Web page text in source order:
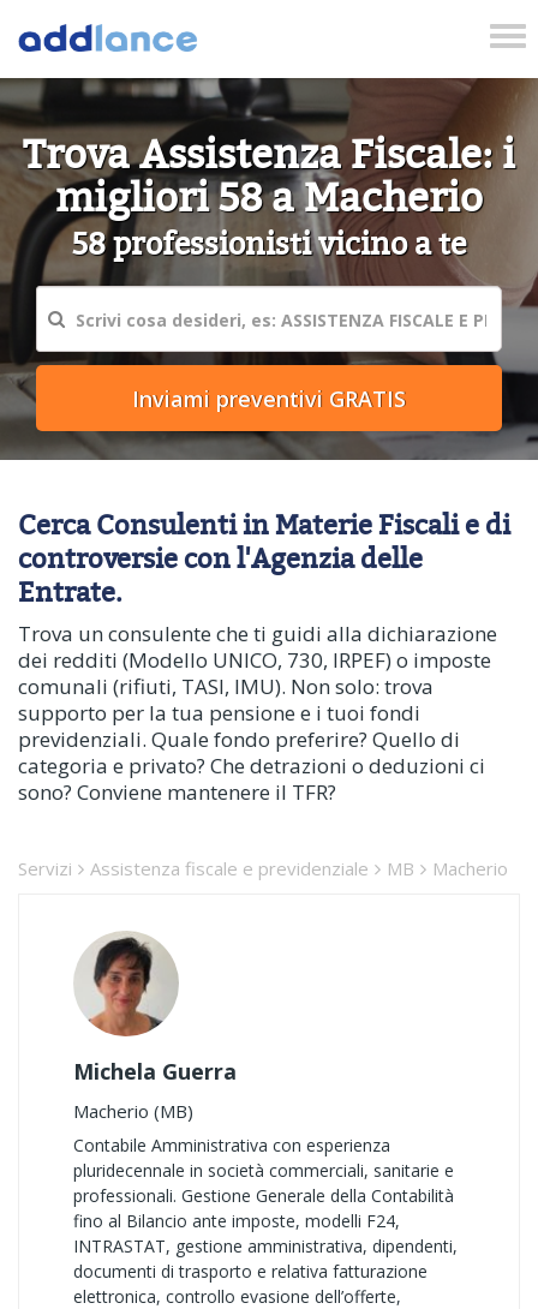
Trova Assistenza Fiscale: i
migliori 58 a Macherio
58 professionisti vicino a te
Cerca Consulenti in Materie Fiscali e di
controversie con l'Agenzia delle
Entrate.
Trova un consulente che ti guidi alla dichiarazione
dei redditi (Modello UNICO, 730, IRPEF) o imposte
comunali (rifiuti, TASI, IMU). Non solo: trova
supporto per la tua pensione e i tuoi fondi
previdenziali. Quale fondo preferire? Quello di
categoria e privato? Che detrazioni o deduzioni ci
sono? Conviene mantenere il TFR?
Servizi Assistenza fiscale e previdenziale MB Macherio
Michela Guerra
Macherio (MB)
Contabile Amministrativa con esperienza
pluridecennale in società commerciali, sanitarie e
professionali. Gestione Generale della Contabilità
fino al Bilancio ante imposte, modelli F24,
INTRASTAT, gestione amministrativa, dipendenti,
documenti di trasporto e relativa fatturazione
elettronica, controllo evasione dell’offerte,